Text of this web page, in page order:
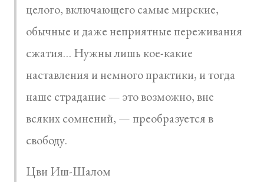
целого, включающего самые мирские,
обычные и даже неприятные переживания
сжатия… Нужны лишь кое-какие
наставления и немного практики, и тогда
наше страдание — это возможно, вне
всяких сомнений, — преобразуется в
свободу.
Цви Иш-Шалом